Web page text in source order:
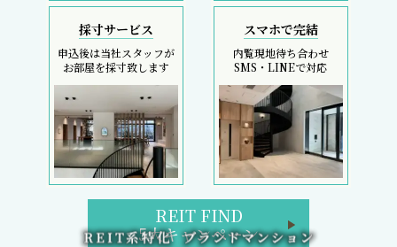
採寸サービス
申込後は当社スタッフが
お部屋を採寸致します
スマホで完結
内覧現地待ち合わせ
SMS・LINEで対応
REIT FIND
5大キャンペーン